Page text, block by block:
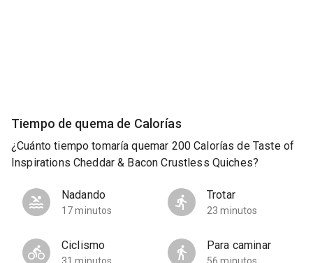
Tiempo de quema de Calorías
¿Cuánto tiempo tomaría quemar 200 Calorías de Taste of
Inspirations Cheddar & Bacon Crustless Quiches?
Nadando
17 minutos
Trotar
23 minutos
Ciclismo Para caminar